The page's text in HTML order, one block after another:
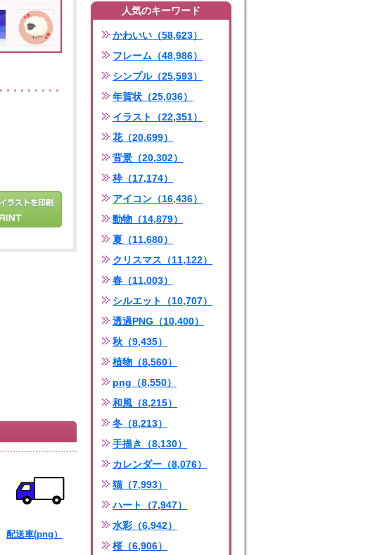
配送車(png）
人気のキーワード
かわいい（58,623）
フレーム（48,986）
シンプル（25,593）
年賀状（25,036）
イラスト（22,351）
花（20,699）
背景（20,302）
枠（17,174）
アイコン（16,436）
動物（14,879）
夏（11,680）
クリスマス（11,122）
春（11,003）
シルエット（10,707）
透過PNG（10,400）
秋（9,435）
植物（8,560）
png（8,550）
和風（8,215）
冬（8,213）
手描き（8,130）
カレンダー（8,076）
猫（7,993）
ハート（7,947）
水彩（6,942）
桜（6,906）